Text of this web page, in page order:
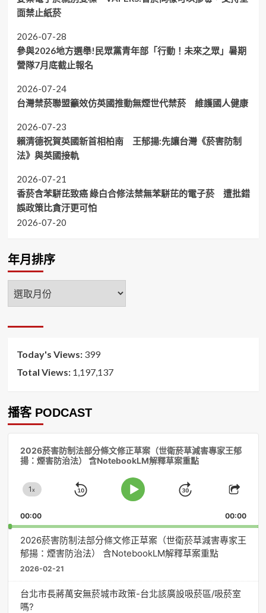
面禁止紙菸
2026-07-28
參與2026地方選舉!民眾黨青年部「行動！未來之眾」暑期
營隊7月底截止報名
2026-07-24
台灣禁菸聯盟籲效仿英國推動無煙世代禁菸 維護國人健康
2026-07-23
賴清德祝賀英國新首相柏南 王郁揚:先讓台灣《菸害防制
法》與英國接軌
2026-07-21
香菸含苯駢芘致癌 綠白合修法禁無苯駢芘的電子菸 遭批錯
誤政策比貪汙更可怕
2026-07-20
年月排序
年
月
序
Today's Views: 399
Total Views: 1,197,137
播客 PODCAST
2026菸害防制法部分條文修正草案（世衛菸草減害專家王郁
揚：煙害防治法） 含NotebookLM解釋草案重點
Change
Rate
1x
Skip
Play
Jump
Forward
Share
00:00 00:00
2026菸害防制法部分條文修正草案（世衛菸草減害專家王
郁揚：煙害防治法） 含NotebookLM解釋草案重點
2026-02-21
台北市長蔣萬安無菸城市政策-台北該廣設吸菸區/吸菸室
嗎?